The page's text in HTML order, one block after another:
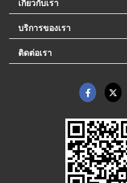
บริการของเรา
ติดต่อเรา